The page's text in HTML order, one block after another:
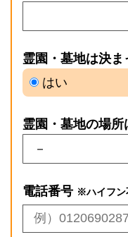
霊園・墓地は決ま
はい
霊園・墓地の場所
電話番号 ※ハイフン